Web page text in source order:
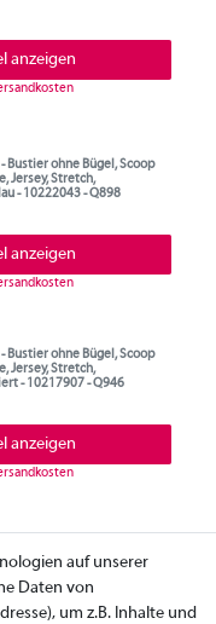
anzeigen
Bustier ohne Bügel, Scoop
Jersey, Stretch,
- 10222043 - Q898
anzeigen
Bustier ohne Bügel, Scoop
Jersey, Stretch,
- 10217907 - Q946
anzeigen
auf unserer
Daten von
um z.B. Inhalte und